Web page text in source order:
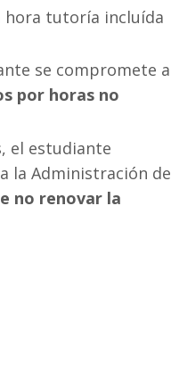
hora tutoría incluída
se compromete a
por horas no
el estudiante
la Administración de
no renovar la